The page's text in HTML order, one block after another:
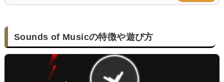
Sounds of Musicの特徴や遊び方